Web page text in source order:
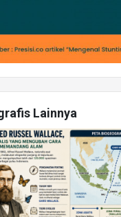
Lainnya